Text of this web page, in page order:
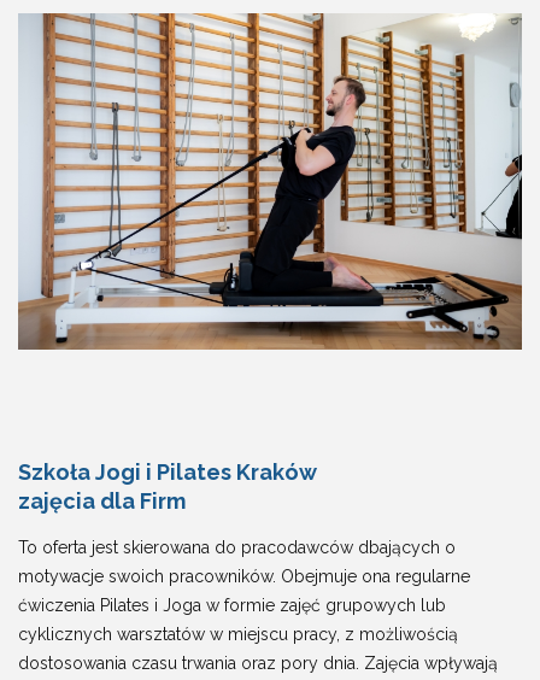
Szkoła Jogi i Pilates Kraków
zajęcia dla Firm
To oferta jest skierowana do pracodawców dbających o
motywacje swoich pracowników. Obejmuje ona regularne
ćwiczenia Pilates i Joga w formie zajęć grupowych lub
cyklicznych warsztatów w miejscu pracy, z możliwością
dostosowania czasu trwania oraz pory dnia. Zajęcia wpływają